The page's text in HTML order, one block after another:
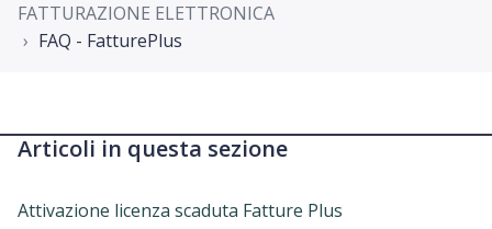
FATTURAZIONE ELETTRONICA
FAQ - FatturePlus
Articoli in questa sezione
Attivazione licenza scaduta Fatture Plus